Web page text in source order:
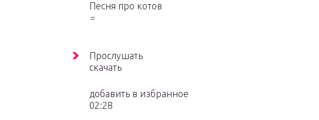
Песня про котов
=
Прослушать
скачать
добавить в избранное
02:28